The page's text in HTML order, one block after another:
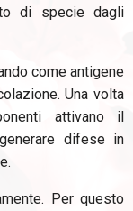
di specie dagli
come antigene
Una volta
attivano il
difese in
Per questo